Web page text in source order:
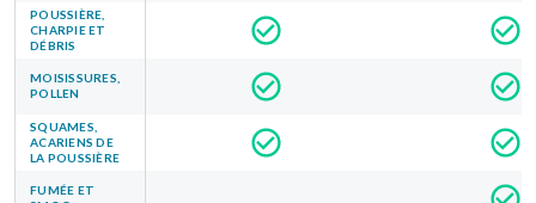
POUSSIÈRE,
CHARPIE ET
DÉBRIS
MOISISSURES,
POLLEN
SQUAMES,
ACARIENS DE
LA POUSSIÈRE
FUMÉE ET